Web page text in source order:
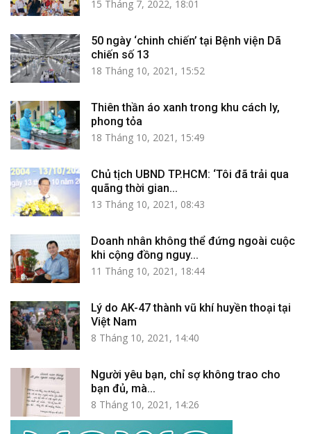
15 Tháng 7, 2022, 18:01
50 ngày ‘chinh chiến’ tại Bệnh viện Dã
chiến số 13
18 Tháng 10, 2021, 15:52
Thiên thần áo xanh trong khu cách ly,
phong tỏa
18 Tháng 10, 2021, 15:49
Chủ tịch UBND TP.HCM: ‘Tôi đã trải qua
quãng thời gian...
13 Tháng 10, 2021, 08:43
Doanh nhân không thể đứng ngoài cuộc
khi cộng đồng nguy...
11 Tháng 10, 2021, 18:44
Lý do AK-47 thành vũ khí huyền thoại tại
Việt Nam
8 Tháng 10, 2021, 14:40
Người yêu bạn, chỉ sợ không trao cho
bạn đủ, mà...
8 Tháng 10, 2021, 14:26